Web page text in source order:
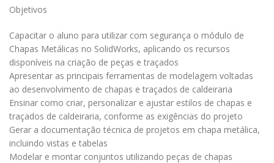
Objetivos
Capacitar o aluno para utilizar com segurança o módulo de
Chapas Metálicas no SolidWorks, aplicando os recursos
disponíveis na criação de peças e traçados
Apresentar as principais ferramentas de modelagem voltadas
ao desenvolvimento de chapas e traçados de caldeiraria
Ensinar como criar, personalizar e ajustar estilos de chapas e
traçados de caldeiraria, conforme as exigências do projeto
Gerar a documentação técnica de projetos em chapa metálica,
incluindo vistas e tabelas
Modelar e montar conjuntos utilizando peças de chapas